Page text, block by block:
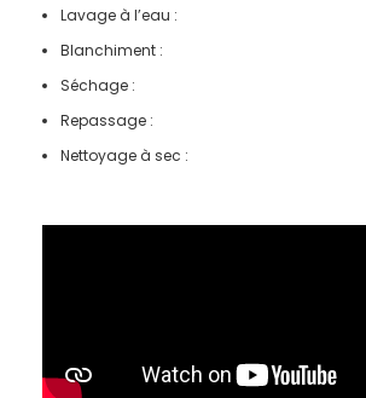
Lavage à l’eau :
Blanchiment :
Séchage :
Repassage :
Nettoyage à sec :